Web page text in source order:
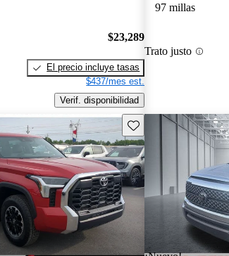
$23,289
El precio incluye tasas
$437/mes est.
Verif. disponibilidad
97 millas
Trato justo
Guarda este Aviso